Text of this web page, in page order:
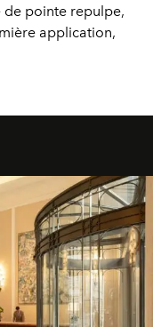
pointe repulpe,
application,